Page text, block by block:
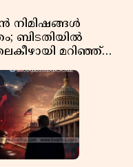
നിമിഷങ്ങൾ
ബിടതിയിൽ
മറിഞ്ഞ്